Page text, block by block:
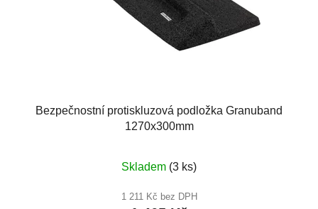
Bezpečnostní protiskluzová podložka Granuband
1270x300mm
Skladem (3 ks)
1 211 Kč bez DPH